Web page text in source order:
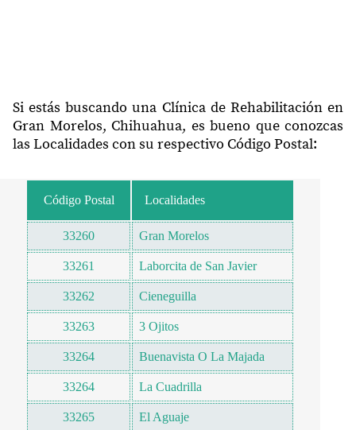
Si estás buscando una Clínica de Rehabilitación en
Gran Morelos, Chihuahua, es bueno que conozcas
las Localidades con su respectivo Código Postal:
Código Postal Localidades
33260 Gran Morelos
33261 Laborcita de San Javier
33262 Cieneguilla
33263 3 Ojitos
33264 Buenavista O La Majada
33264 La Cuadrilla
33265 El Aguaje